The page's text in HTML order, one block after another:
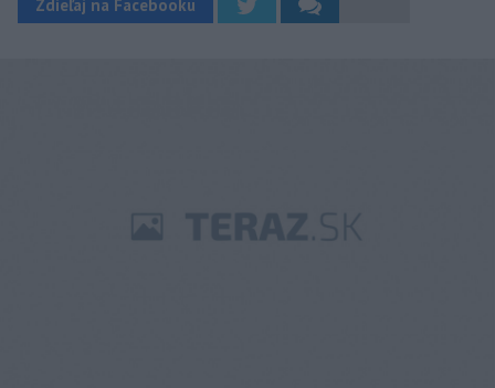
Zdieľaj na Facebooku